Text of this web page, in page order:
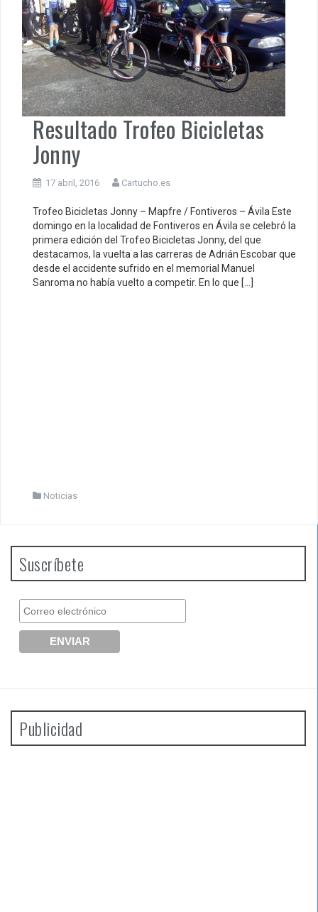
Resultado Trofeo Bicicletas
Jonny
17 abril, 2016 Cartucho.es
Trofeo Bicicletas Jonny – Mapfre / Fontiveros – Ávila Este
domingo en la localidad de Fontiveros en Ávila se celebró la
primera edición del Trofeo Bicicletas Jonny, del que
destacamos, la vuelta a las carreras de Adrián Escobar que
desde el accidente sufrido en el memorial Manuel
Sanroma no había vuelto a competir. En lo que […]
Noticias
Suscríbete
Publicidad